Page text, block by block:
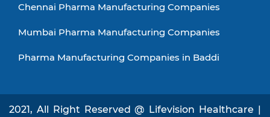
Chennai Pharma Manufacturing Companies
Mumbai Pharma Manufacturing Companies
Pharma Manufacturing Companies in Baddi
2021, All Right Reserved @ Lifevision Healthcare |